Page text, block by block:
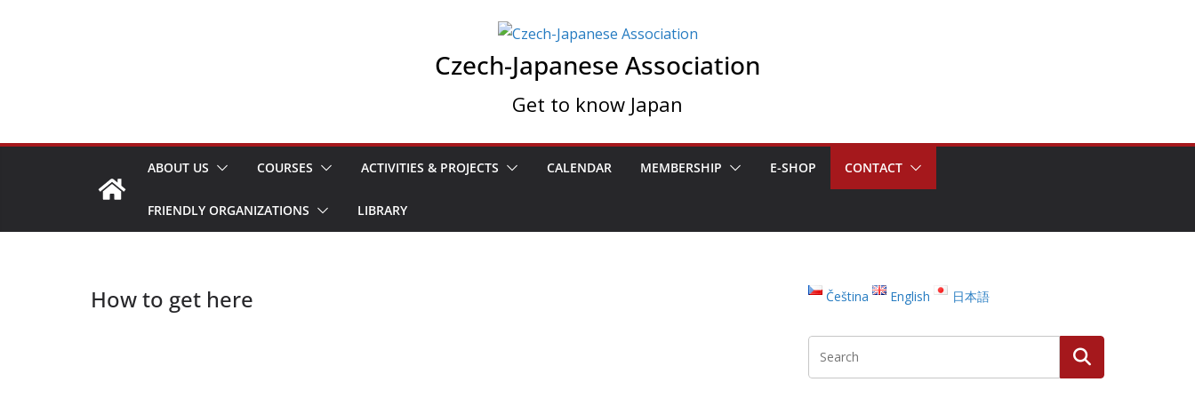
Czech-Japanese Association
Get to know Japan
ABOUT US COURSES ACTIVITIES & PROJECTS CALENDAR MEMBERSHIP E-SHOP CONTACT
FRIENDLY ORGANIZATIONS LIBRARY
How to get here Čeština English 日本語